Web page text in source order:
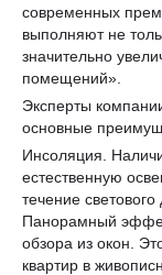
современных
выполняют не
значительно
помещений».
Эксперты
основные
Инсоляция.
естественную
течение светового
Панорамный
обзора из окон.
квартир в